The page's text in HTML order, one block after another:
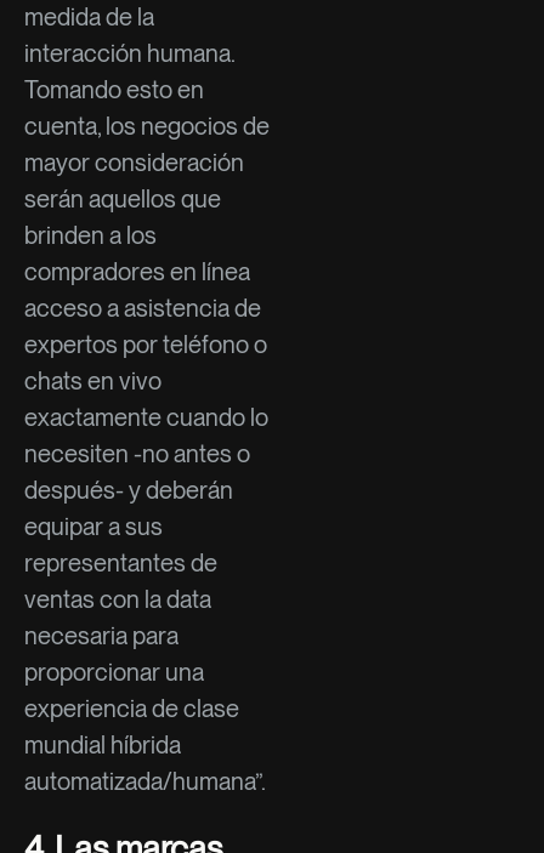
medida de la
interacción humana.
Tomando esto en
cuenta, los negocios de
mayor consideración
serán aquellos que
brinden a los
compradores en línea
acceso a asistencia de
expertos por teléfono o
chats en vivo
exactamente cuando lo
necesiten -no antes o
después- y deberán
equipar a sus
representantes de
ventas con la data
necesaria para
proporcionar una
experiencia de clase
mundial híbrida
automatizada/humana”.